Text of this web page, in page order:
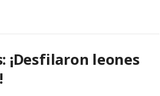
¡Desfilaron leones